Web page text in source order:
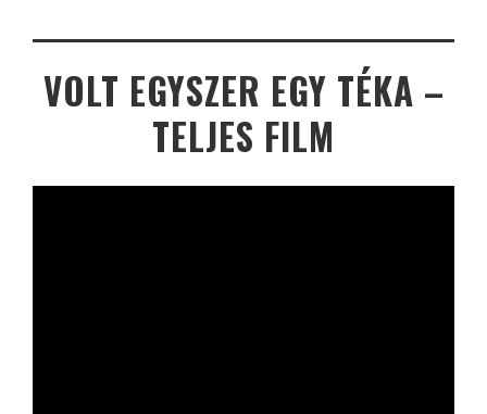
VOLT EGYSZER EGY TÉKA –
TELJES FILM